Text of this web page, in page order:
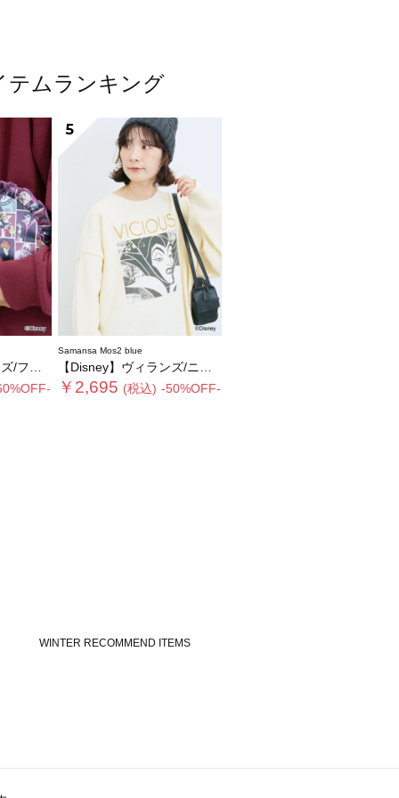
テムランキング
ポーチ
5
Samansa Mos2 blue
【Disney】ヴィランズ/ニット
￥2,695 (税込) -50%OFF-